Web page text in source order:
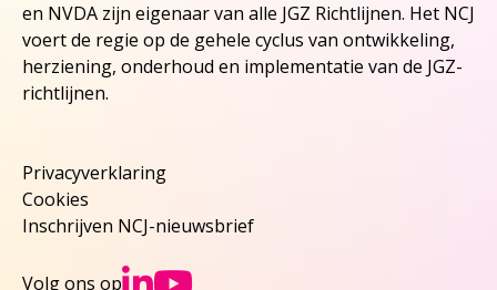
en NVDA zijn eigenaar van alle JGZ Richtlijnen. Het NCJ
voert de regie op de gehele cyclus van ontwikkeling,
herziening, onderhoud en implementatie van de JGZ-
richtlijnen.
Privacyverklaring
Cookies
Inschrijven NCJ-nieuwsbrief
Volg ons op